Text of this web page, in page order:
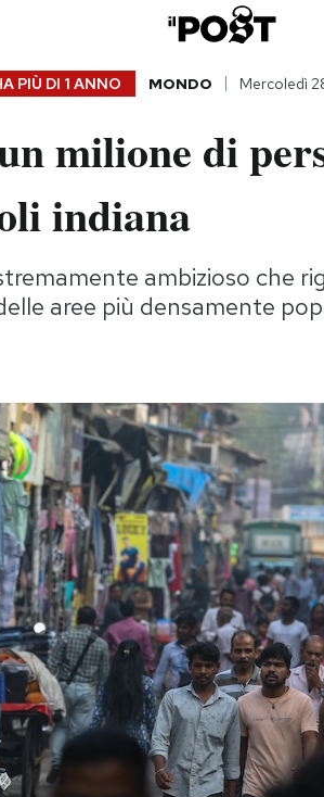
PIÙ DI 1 ANNO MONDO Mercoledì
milione di
indiana
ambizioso che
aree più densamente